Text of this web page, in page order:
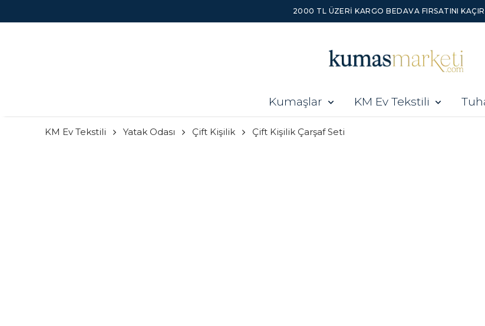
2000 TL ÜZERI KARGO BEDAVA FIRSATINI
Kumaşlar KM Ev Tekstili
KM Ev Tekstili Yatak Odası Çift Kişilik Çift Kişilik Çarşaf Seti